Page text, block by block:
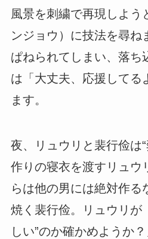
風景を刺繍で再現しよう
ンジョウ）に技法を尋ね
ぱねられてしまい、落ち
は「大丈夫、応援してる
ます。
夜、リュウリと裴行俭は
作りの寝衣を渡すリュウ
らは他の男には絶対作る
焼く裴行俭。リュウリが
しい”のか確かめようか